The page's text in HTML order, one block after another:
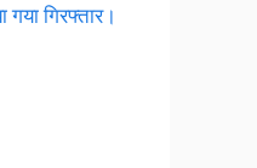
गिरफ्तार।